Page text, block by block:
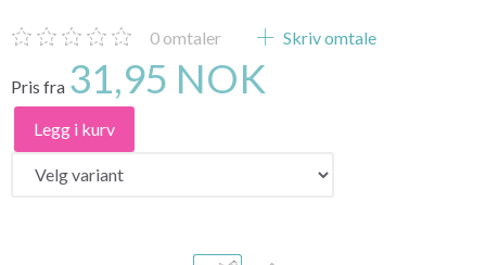
0 omtaler Skriv omtale
Pris fra 31,95 NOK
Legg i kurv